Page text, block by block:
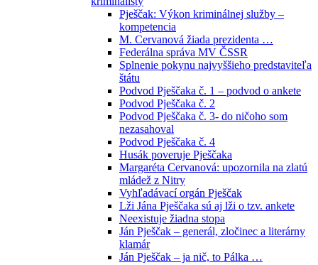
Pješčak: Výkon kriminálnej služby –
kompetencia
M. Cervanová žiada prezidenta …
Federálna správa MV ČSSR
Splnenie pokynu najvyššieho predstaviteľa
štátu
Podvod Pješčaka č. 1 – podvod o ankete
Podvod Pješčaka č. 2
Podvod Pješčaka č. 3- do ničoho som
nezasahoval
Podvod Pješčaka č. 4
Husák poveruje Pješčaka
Margaréta Cervanová: upozornila na zlatú
mládež z Nitry
Vyhľadávací orgán Pješčak
Lži Jána Pješčaka sú aj lži o tzv. ankete
Neexistuje žiadna stopa
Ján Pješčak – generál, zločinec a literárny
klamár
Ján Pješčak – ja nič, to Pálka …